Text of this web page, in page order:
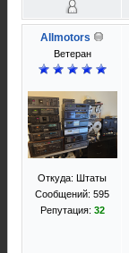
Allmotors
Ветеран
Откуда: Штаты
Сообщений: 595
Репутация: 32